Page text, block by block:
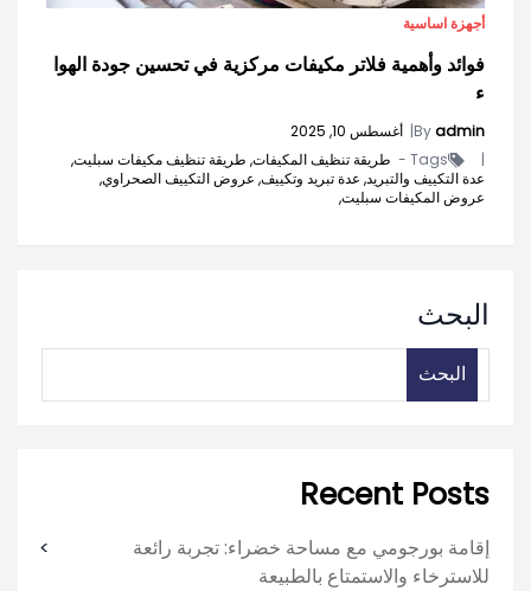
أجهزة اساسية
فوائد وأهمية فلاتر مكيفات مركزية في تحسين جودة الهوا
ء
Byadmin
| أغسطس 10, 2025
|
Tags - طريقة تنظيف المكيفات, طريقة تنظيف مكيفات سبليت,
عدة التكييف والتبريد, عدة تبريد وتكييف, عروض التكييف الصحراوي,
عروض المكيفات سبليت,
البحث
البحث
Recent Posts
إقامة بورجومي مع مساحة خضراء: تجربة رائعة
للاسترخاء والاستمتاع بالطبيعة